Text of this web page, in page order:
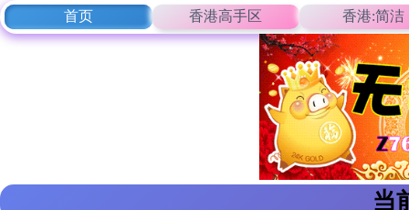
首页 香港高手区 香港:简洁
当